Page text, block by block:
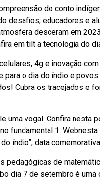
do conto
desafios, educadores e
desceram em
em tilt a tecnologia do
4g e inovação
o dia do índio e
Cubra os tracejados e
uma vogal. Confira nesta
fundamental 1.
índio”, data
pedagógicas de
dia 7 de setembro é